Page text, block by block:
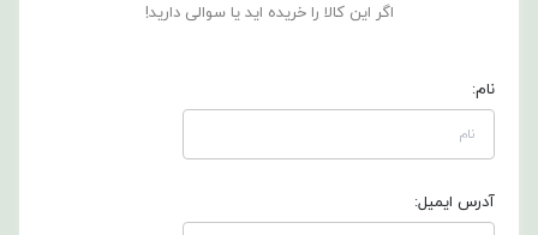
اگر این کالا را خریده اید یا سوالی دارید!
نام:
آدرس ایمیل: